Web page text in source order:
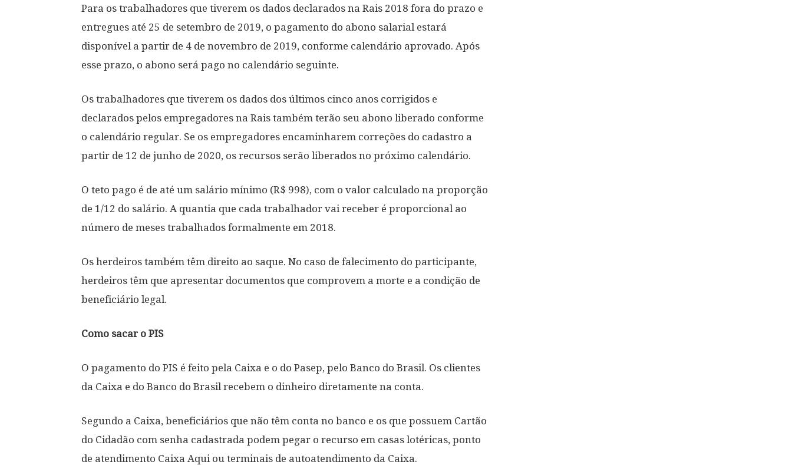
Para os trabalhadores que tiverem os dados declarados na Rais 2018 fora do prazo e
entregues até 25 de setembro de 2019, o pagamento do abono salarial estará
disponível a partir de 4 de novembro de 2019, conforme calendário aprovado. Após
esse prazo, o abono será pago no calendário seguinte.
Os trabalhadores que tiverem os dados dos últimos cinco anos corrigidos e
declarados pelos empregadores na Rais também terão seu abono liberado conforme
o calendário regular. Se os empregadores encaminharem correções do cadastro a
partir de 12 de junho de 2020, os recursos serão liberados no próximo calendário.
O teto pago é de até um salário mínimo (R$ 998), com o valor calculado na proporção
de 1/12 do salário. A quantia que cada trabalhador vai receber é proporcional ao
número de meses trabalhados formalmente em 2018.
Os herdeiros também têm direito ao saque. No caso de falecimento do participante,
herdeiros têm que apresentar documentos que comprovem a morte e a condição de
beneficiário legal.
Como sacar o PIS
O pagamento do PIS é feito pela Caixa e o do Pasep, pelo Banco do Brasil. Os clientes
da Caixa e do Banco do Brasil recebem o dinheiro diretamente na conta.
Segundo a Caixa, beneficiários que não têm conta no banco e os que possuem Cartão
do Cidadão com senha cadastrada podem pegar o recurso em casas lotéricas, ponto
de atendimento Caixa Aqui ou terminais de autoatendimento da Caixa.